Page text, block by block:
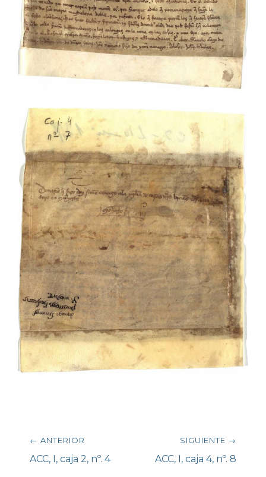
Navegación
de
← ANTERIOR
Entrada
ACC, I, caja 2, nº. 4
SIGUIENTE →
Siguiente
ACC, I, caja 4, nº. 8